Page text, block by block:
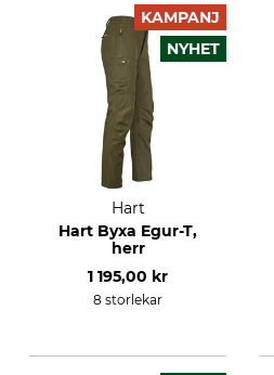
KAMPANJ
NYHET
Hart
Hart Byxa Egur-T,
herr
1 195,00 kr
8 storlekar